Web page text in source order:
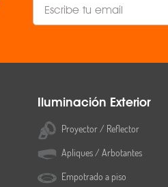
Iluminación Exterior
Proyector / Reflector
Apliques / Arbotantes
Empotrado a piso